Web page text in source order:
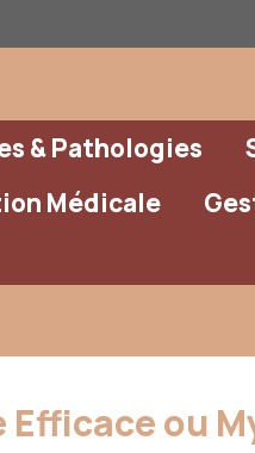
& Pathologies
Médicale
Efficace ou